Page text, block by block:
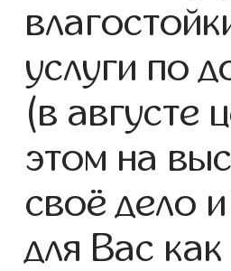
услуги по
(в августе
этом на
своё дело
для Вас